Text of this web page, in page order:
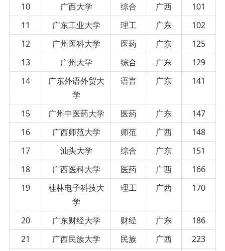
10
广西大学 综合 广西
101
11
广东工业大学 理工 广东
102
12
广州医科大学 医药 广东
125
13
广州大学 综合 广东
129
14
广东外语外贸大
学
语言 广东 141
15 广州中医药大学 医药 广东
147
16
广西师范大学 师范 广西
148
17
汕头大学 综合 广东
151
18
广西医科大学 医药 广西
166
19
桂林电子科技大
学
理工 广西 170
20 广东财经大学 财经 广东
186
21
广西民族大学 民族 广西
223